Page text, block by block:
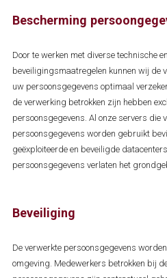
Bescherming
Door te werken met diverse technische
beveiligingsmaatregelen kunnen wij de
uw persoonsgegevens optimaal
de verwerking betrokken zijn hebben
persoonsgegevens. Al onze servers die
persoonsgegevens worden gebruikt
geëxploiteerde en beveiligde
persoonsgegevens verlaten het
Beveiliging
De verwerkte persoonsgegevens
omgeving. Medewerkers betrokken bij